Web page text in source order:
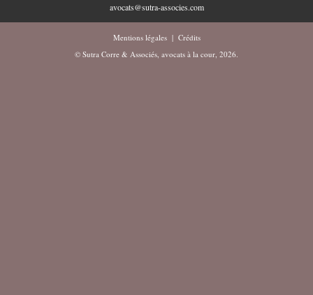
avocats@sutra-associes.com
Mentions légales| Crédits
© Sutra Corre & Associés, avocats à la cour, 2026.